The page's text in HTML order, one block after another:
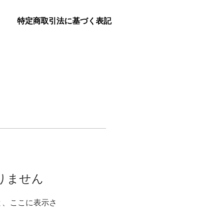
特定商取引法に基づく表記
ません
ここに表示さ